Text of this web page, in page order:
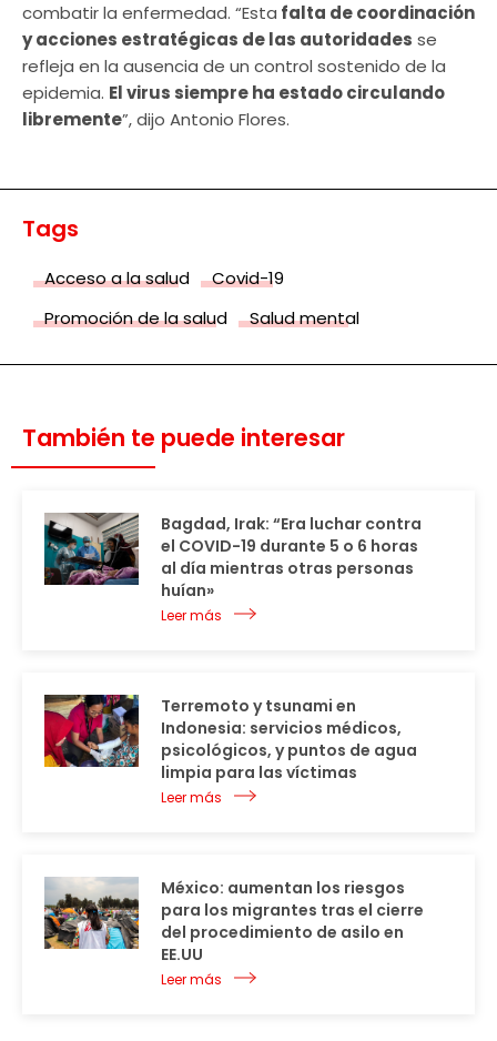
combatir la enfermedad. “Esta falta de coordinación
y acciones estratégicas de las autoridades se
refleja en la ausencia de un control sostenido de la
epidemia. El virus siempre ha estado circulando
libremente”, dijo Antonio Flores.
Tags
Acceso a la salud
Covid-19
Promoción de la salud
Salud mental
También te puede interesar
Bagdad, Irak: “Era luchar contra
el COVID-19 durante 5 o 6 horas
al día mientras otras personas
huían»
Leer más
Terremoto y tsunami en
Indonesia: servicios médicos,
psicológicos, y puntos de agua
limpia para las víctimas
Leer más
México: aumentan los riesgos
para los migrantes tras el cierre
del procedimiento de asilo en
EE.UU
Leer más